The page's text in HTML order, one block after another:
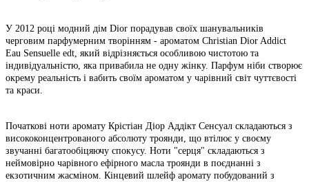
У 2012 році модний дім Dior порадував своїх шанувальників
черговим парфумерним творінням - ароматом Christian Dior Addict
Eau Sensuelle edt, який відрізняється особливою чистотою та
індивідуальністю, яка привабила не одну жінку. Парфум ніби створює
окрему реальність і вабить своїм ароматом у чарівний світ чуттєвості
та краси.
Початкові ноти аромату Крістіан Діор Аддікт Сенсуал складаються з
висококонцентрованого абсолюту троянди, що втілює у своєму
звучанні багатообіцяючу спокусу. Ноти "серця" складаються з
неймовірно чарівного ефірного масла троянди в поєднанні з
екзотичним жасміном. Кінцевий шлейф аромату побудований з